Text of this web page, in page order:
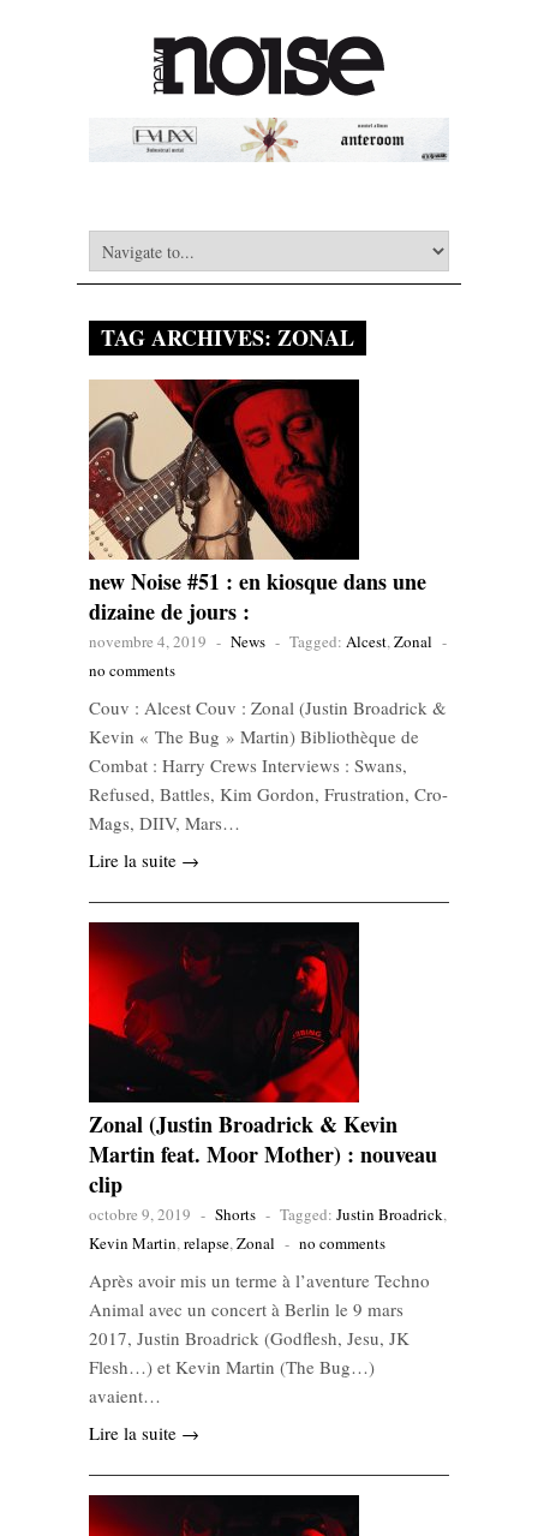
TAG ARCHIVES: ZONAL
new Noise #51 : en kiosque dans une
dizaine de jours :
novembre 4, 2019 - News - Tagged: Alcest,Zonal -
no comments
Couv : Alcest Couv : Zonal (Justin Broadrick &
Kevin « The Bug » Martin) Bibliothèque de
Combat : Harry Crews Interviews : Swans,
Refused, Battles, Kim Gordon, Frustration, Cro-
Mags, DIIV, Mars…
Lire la suite →
Zonal (Justin Broadrick & Kevin
Martin feat. Moor Mother) : nouveau
clip
octobre 9, 2019 - Shorts - Tagged: Justin Broadrick,
Kevin Martin,relapse,Zonal - no comments
Après avoir mis un terme à l’aventure Techno
Animal avec un concert à Berlin le 9 mars
2017, Justin Broadrick (Godflesh, Jesu, JK
Flesh…) et Kevin Martin (The Bug…)
avaient…
Lire la suite →